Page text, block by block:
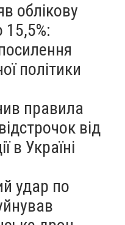
облікову
15,5%:
політики
правила
від
в Україні
удар по